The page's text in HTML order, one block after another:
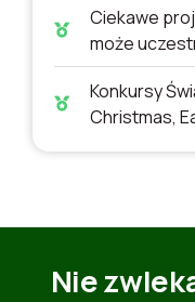
Ciekawe
może
Konkursy
Christmas,
Nie